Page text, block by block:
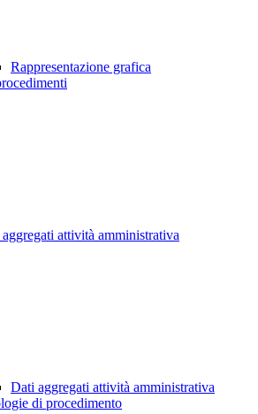
Rappresentazione grafica
attività amministrativa
Dati aggregati attività amministrativa
di procedimento